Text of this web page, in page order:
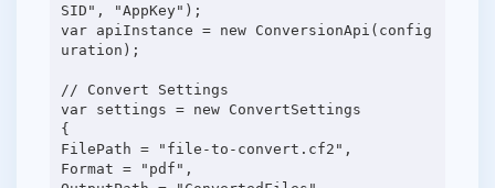
SID", "AppKey");
var apiInstance = new ConversionApi(config
uration);
// Convert Settings
var settings = new ConvertSettings
{
FilePath = "file-to-convert.cf2",
Format = "pdf",